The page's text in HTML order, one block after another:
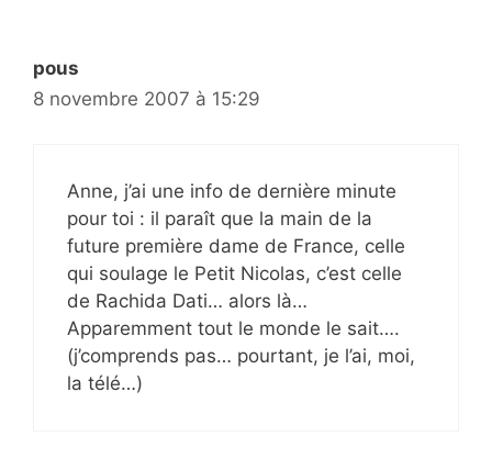
pous
8 novembre 2007 à 15:29
Anne, j’ai une info de dernière minute
pour toi : il paraît que la main de la
future première dame de France, celle
qui soulage le Petit Nicolas, c’est celle
de Rachida Dati… alors là…
Apparemment tout le monde le sait….
(j’comprends pas… pourtant, je l’ai, moi,
la télé…)